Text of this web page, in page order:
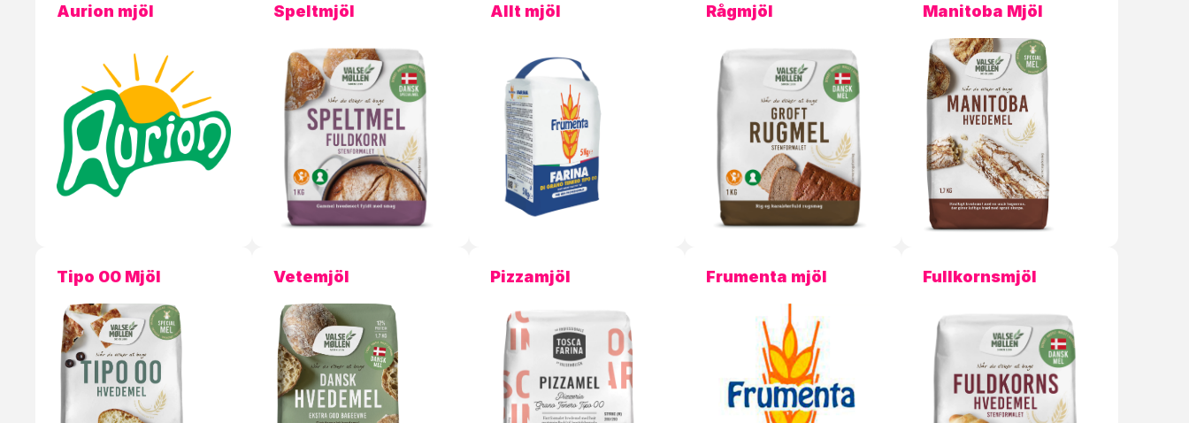
Aurion mjöl Speltmjöl Allt mjöl Rågmjöl Manitoba Mjöl
Tipo 00 Mjöl Vetemjöl Pizzamjöl Frumenta mjöl Fullkornsmjöl